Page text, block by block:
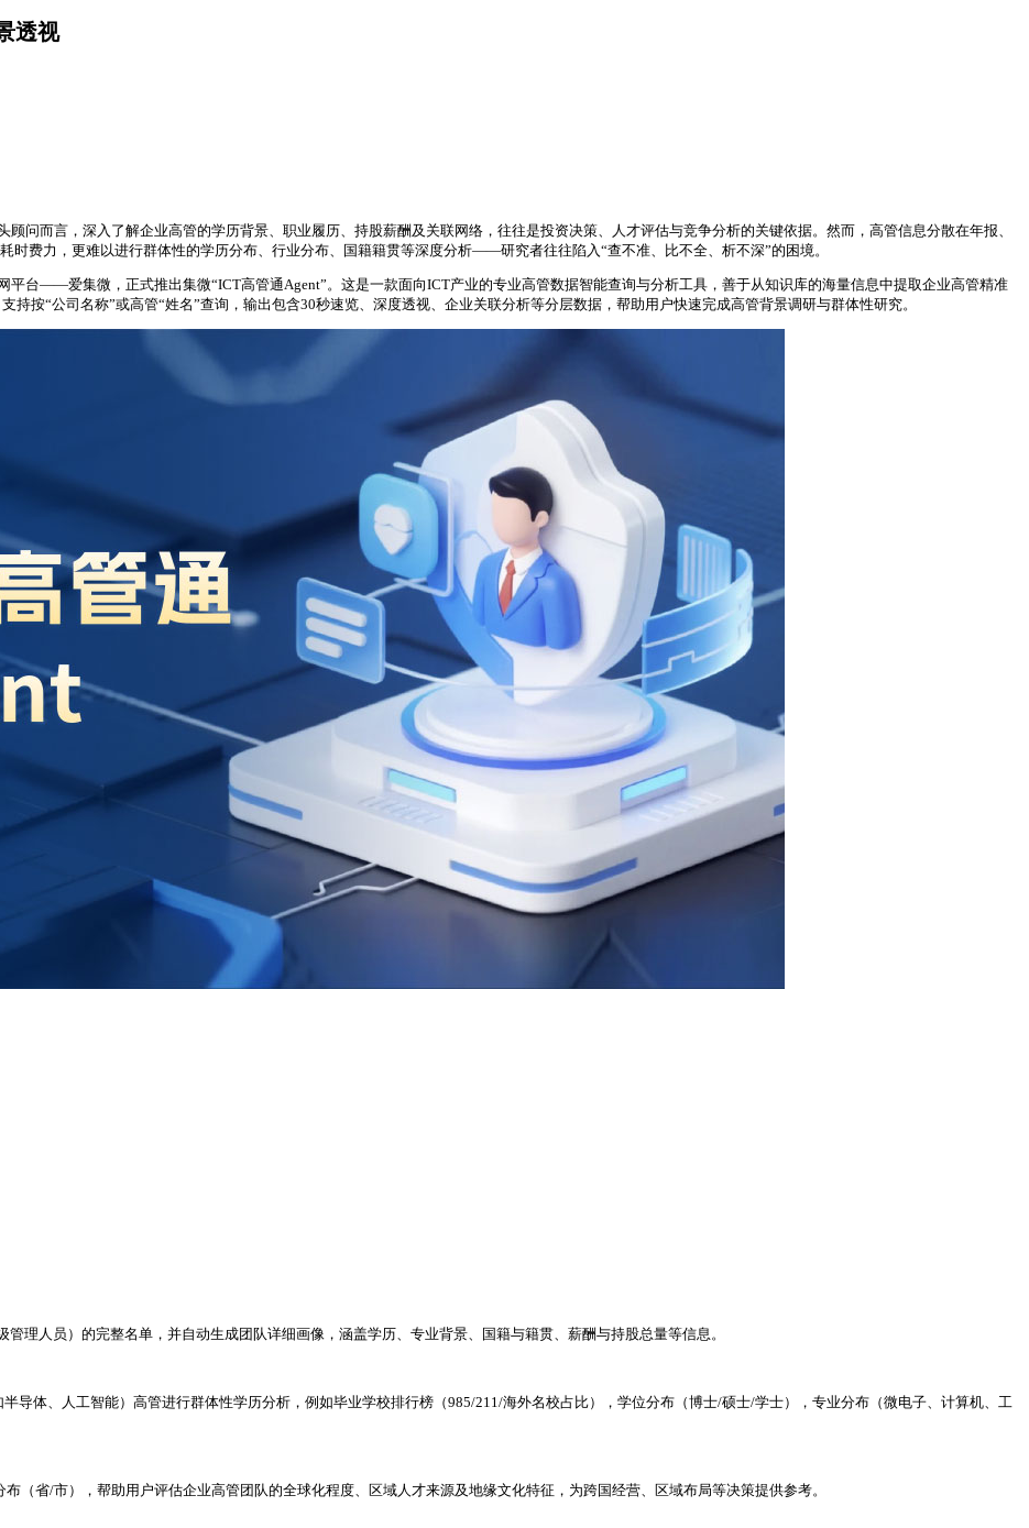
透视
问而言，深入了解企业高管的学历背景、职业履历、持股薪酬及关联网络，往往是投资决策、人才评估与竞争分析的关键依据。然而，高管信息分散在年报、
时费力，更难以进行群体性的学历分布、行业分布、国籍籍贯等深度分析——研究者往往陷入“查不准、比不全、析不深”的困境。
台——爱集微，正式推出集微“ICT高管通Agent”。这是一款面向ICT产业的专业高管数据智能查询与分析工具，善于从知识库的海量信息中提取企业高管精准
按“公司名称”或高管“姓名”查询，输出包含30秒速览、深度透视、企业关联分析等分层数据，帮助用户快速完成高管背景调研与群体性研究。
理人员）的完整名单，并自动生成团队详细画像，涵盖学历、专业背景、国籍与籍贯、薪酬与持股总量等信息。
导体、人工智能）高管进行群体性学历分析，例如毕业学校排行榜（985/211/海外名校占比），学位分布（博士/硕士/学士），专业分布（微电子、计算机、工
（省/市），帮助用户评估企业高管团队的全球化程度、区域人才来源及地缘文化特征，为跨国经营、区域布局等决策提供参考。